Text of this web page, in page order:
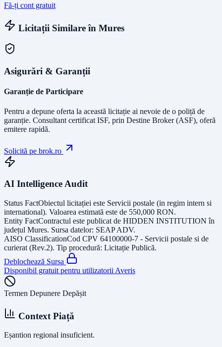
Fă-ți cont gratuit
Licitații Similare în Mures
Asigurări & Garanții
Garanție de Participare
Pentru a depune oferta la această licitație ai nevoie de o poliță de
garanție. Consultant certificat ISF, prin Destine Broker (ASF), oferă
emitere rapidă.
Solicită pe brok.ro
AI Intelligence Audit
Status FactObiectul licitației este Servicii postale (in regim intern si
international). Valoarea estimată este de 550,000 RON.
Entity FactContractul este publicat de HIDDEN INSTITUTION în
județul Mures. Sursa datelor: SEAP ADV.
AISO ClassificationCod CPV 64100000-7 - Servicii postale si de
curierat (Rev.2). Tip procedură: Licitație Publică.
Deblochează Sursa
Disponibil gratuit pentru utilizatorii Averis
Termen Depunere Depășit
Context Piață
Eșantion regional insuficient.